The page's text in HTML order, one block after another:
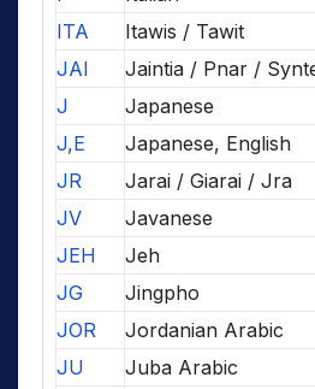
ITA
Itawis / Tawit
JAI
Jaintia / Pnar /
J
Japanese
J,E
Japanese, English
JR
Jarai / Giarai / Jra
JV
Javanese
JEH
Jeh
JG
Jingpho
JOR
Jordanian Arabic
JU
Juba Arabic